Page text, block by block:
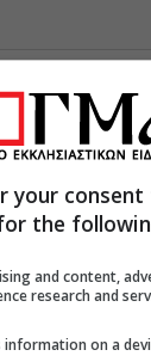
έχει
η
είναι ένα από τα
Ποιές
your
the
and content,
research and
information on a